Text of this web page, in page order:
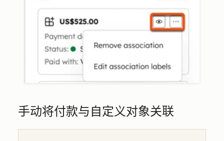
手动将付款与自定义对象关联